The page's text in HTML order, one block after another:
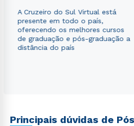
A Cruzeiro do Sul Virtual está
presente em todo o país,
oferecendo os melhores cursos
de graduação e pós-graduação a
distância do país
Principais dúvidas de
Política